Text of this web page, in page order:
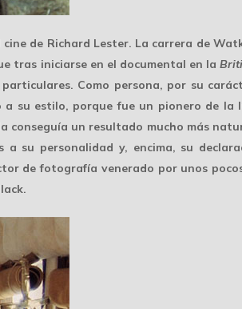
de Richard Lester. La carrera de
tras iniciarse en el documental en la
Como persona, por su
a su estilo, porque fue un pionero de la
conseguía un resultado mucho más
su personalidad y, encima, su
de fotografía venerado por unos